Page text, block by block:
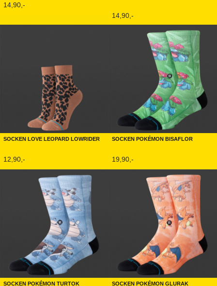
14,90,-
14,90,-
Socken Love Leopard Lowrider
12,90,-
Socken Pokémon Bisaflor
19,90,-
Socken Pokémon Turtok Socken Pokémon Glurak